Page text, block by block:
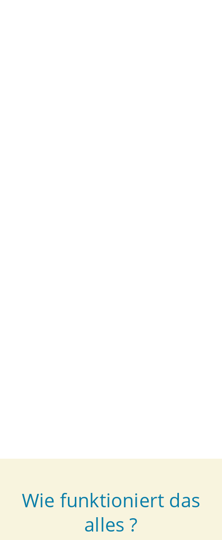
Wie funktioniert das
alles ?